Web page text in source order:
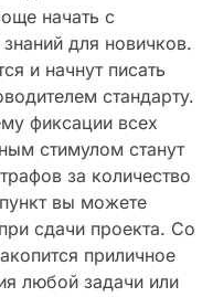
начать с
для новичков.
и начнут писать
стандарту.
фиксации всех
стимулом станут
за количество
вы можете
сдачи проекта. Со
приличное
любой задачи или